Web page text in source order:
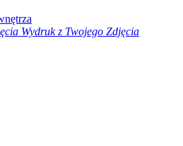
Wydruk z Twojego Zdjęcia